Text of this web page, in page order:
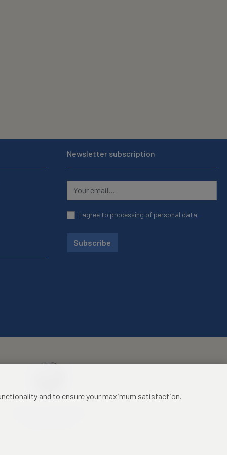
Newsletter subscription
I agree to processing of personal data
Subscribe
and to ensure your maximum satisfaction.